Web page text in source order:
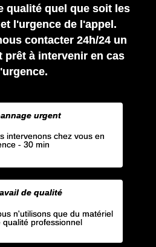
qualité quel que soit les
l'urgence de l'appel.
contacter 24h/24 un
prêt à intervenir en cas
urgent
intervenons chez vous en
- 30 min
de qualité
n'utilisons que du matériel
qualité professionnel